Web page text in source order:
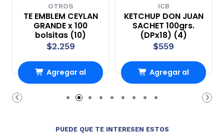
OTROS
TE EMBLEM CEYLAN
GRANDE x 100
bolsitas (10)
$2.259
Agregar al
Carro
ICB
KETCHUP DON JUAN
SACHET 100grs.
(DPx18) (4)
$559
Agregar al
Carro
PUEDE QUE TE INTERESEN ESTOS